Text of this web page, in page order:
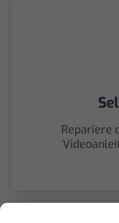
Repariere